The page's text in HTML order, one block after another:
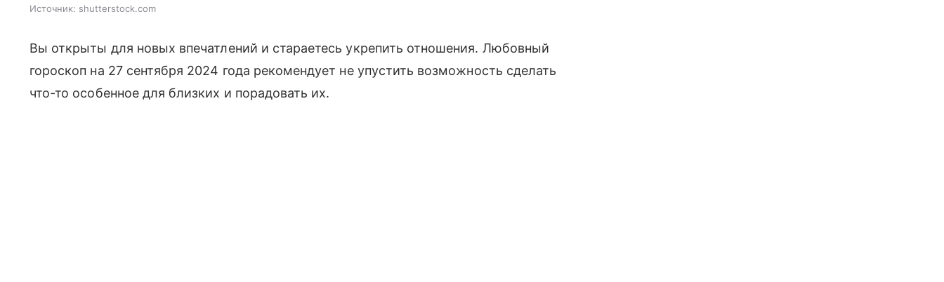
Источник: shutterstock.com
Вы открыты для новых впечатлений и стараетесь укрепить отношения. Любовный
гороскоп на 27 сентября 2024 года рекомендует не упустить возможность сделать
что-то особенное для близких и порадовать их.